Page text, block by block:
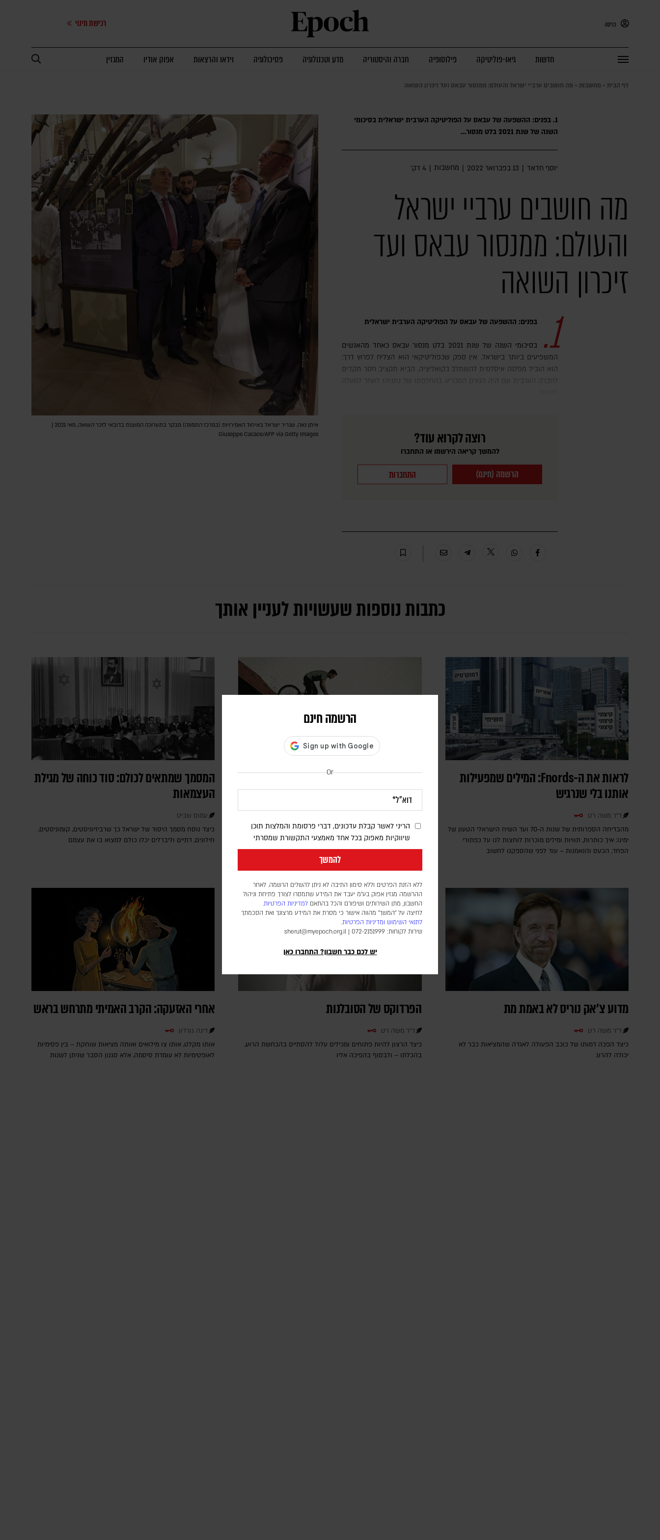
כניסה רכישת מינוי
חדשות גיאו-פוליטיקה פילוסופיה חברה והיסטוריה מדע וטכנולוגיה פסיכולוגיה וידאו והרצאות אפוק אודיו המגזין
הרשמה חינם
Or
הריני לאשר קבלת עדכונים, דברי פרסומת והמלצות תוכן
שיווקיות מאפוק בכל אחד מאמצעי התקשורת שמסרתי
להמשך
ללא הזנת הפרטים וללא סימון התיבה לא ניתן להשלים הרשמה. לאחר
ההרשמה מגזין אפוק בע״מ יעבד את המידע שתמסרו לצורך פתיחת וניהול
החשבון, מתן השירותים ושיפורם והכל בהתאם למדיניות הפרטיות.
לחיצה על "המשך" מהווה אישור כי מסרת את המידע מרצונך ואת הסכמתך
לתנאי השימוש ומדיניות הפרטיות.
שירות לקוחות: 072-2151999 |
sherut@myepoch.org.il
יש לכם כבר חשבון? התחברו כאן
דף הבית » מחשבות » מה חושבים ערביי ישראל והעולם: ממנסור עבאס ועד זיכרון השואה
1. בפנים: ההשפעה של עבאס על הפוליטיקה הערבית ישראלית בסיכומי
השנה של שנת 2021 בלט מנסור…
יוסף חדאד | 13 בפברואר 2022 | מחשבות | 4 דק׳
מה חושבים ערביי ישראל
והעולם: ממנסור עבאס ועד
זיכרון השואה
1. בפנים: ההשפעה של עבאס על הפוליטיקה הערבית ישראלית
בסיכומי השנה של שנת 2021 בלט מנסור עבאס כאחד מהאנשים
המשפיעים ביותר בישראל. אין ספק שכפוליטיקאי הוא הצליח לפרוץ דרך:
הוא הוביל מפלגה איסלמית להשתלב בקואליציה, הביא תקציב חסר תקדים
לחברה הערבית וגם היה הגורם המכריע בהחלפתו של נתניהו לאחר למעלה
רוצה לקרוא עוד?
להמשך קריאה הירשמו או התחברו
הרשמה (חינם) התחברות
Giuseppe Cacace/AFP via Getty Images
כתבות נוספות שעשויות לעניין אותך
לראות את ה-Fnords: המילים שמפעילות
אותנו בלי שנרגיש
ד"ר משה רט
מהבדיחה הספרותית של שנות ה-70 ועד השיח הישראלי הטעון של
ימינו: איך כותרות, תוויות ומילים מוכרות לוחצות לנו על כפתורי
הפחד, הכעס והנאמנות – עוד לפני שהספקנו לחשוב
האסטרטגיה שמסתתרת מאחורי הכישלון
ד"ר משה רט
בין טראמפ לאיראן, בין פאביוס מקסימוס לרבי מנשה בן ישראל:
לפעמים רק מבט אסטרטגי מגלה שמה שנראה כרגע כנסיגה או
החמצה הוא חלק ממהלך גדול בהרבה
המסמך שמתאים לכולם: סוד כוחה של מגילת
העצמאות
עמוס שביט
כיצד נוסח מסמך היסוד של ישראל כך שרביזיוניסטים, קומוניסטים,
חילונים, דתיים וליברלים יכלו כולם למצוא בו את עצמם
מדוע צ'אק נוריס לא באמת מת
ד"ר משה רט
כיצד הפכה דמותו של כוכב הפעולה לאגדה שהמציאות כבר לא
יכולה להרוג
הפרדוקס של הסובלנות
ד"ר משה רט
כיצד הרצון להיות פתוחים ומכילים עלול להסתיים בהכחשת הרוע,
בהכלתו – ולבסוף בהפיכה אליו
אחרי האזעקה: הקרב האמיתי מתרחש בראש
דינה גורדון
אותו מקלט, אותו צו מילואים ואותה מציאות שוחקת – בין פסימיות
לאופטימיות לא עומדת סיסמה, אלא סגנון הסבר שניתן לשנות